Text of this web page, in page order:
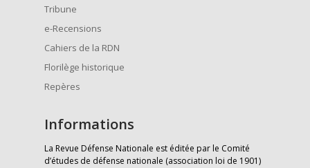
Tribune
e-Recensions
Cahiers de la RDN
Florilège historique
Repères
Informations
La Revue Défense Nationale est éditée par le Comité
d’études de défense nationale (association loi de 1901)